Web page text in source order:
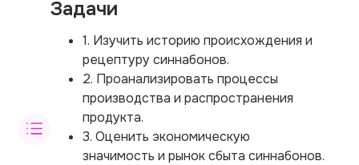
Задачи
1. Изучить историю происхождения и
рецептуру синнабонов.
2. Проанализировать процессы
производства и распространения
продукта.
3. Оценить экономическую
значимость и рынок сбыта синнабонов.